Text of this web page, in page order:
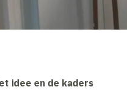
idee en de kaders